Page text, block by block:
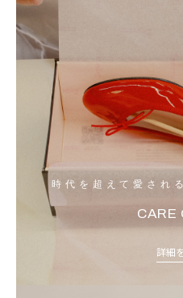
時代を超えて愛され
CARE
詳細